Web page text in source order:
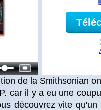
de la Smithsonian
car il y a eu une
découvrez vite